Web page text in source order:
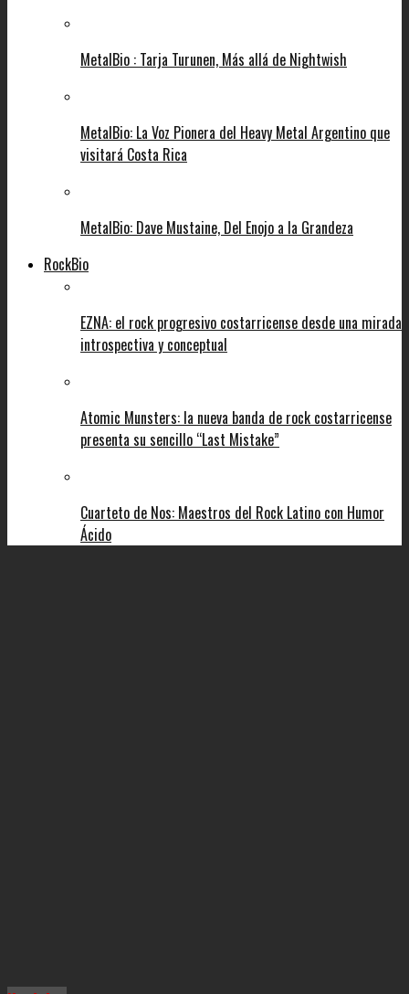
MetalBio : Tarja Turunen, Más allá de Nightwish
MetalBio: La Voz Pionera del Heavy Metal Argentino que
visitará Costa Rica
MetalBio: Dave Mustaine, Del Enojo a la Grandeza
RockBio
EZNA: el rock progresivo costarricense desde una mirada
introspectiva y conceptual
Atomic Munsters: la nueva banda de rock costarricense
presenta su sencillo “Last Mistake”
Cuarteto de Nos: Maestros del Rock Latino con Humor
Ácido